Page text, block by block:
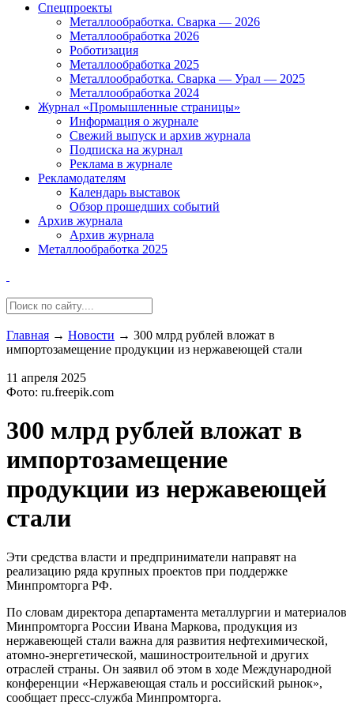
Спецпроекты
Металлообработка. Сварка — 2026
Металлообработка 2026
Роботизация
Металлообработка 2025
Металлообработка. Сварка — Урал — 2025
Металлообработка 2024
Журнал «Промышленные страницы»
Информация о журнале
Свежий выпуск и архив журнала
Подписка на журнал
Реклама в журнале
Рекламодателям
Календарь выставок
Обзор прошедших событий
Архив журнала
Архив журнала
Металлообработка 2025
Главная → Новости → 300 млрд рублей вложат в
импортозамещение продукции из нержавеющей стали
11 апреля 2025
Фото: ru.freepik.com
300 млрд рублей вложат в
импортозамещение
продукции из нержавеющей
стали
Эти средства власти и предприниматели направят на
реализацию ряда крупных проектов при поддержке
Минпромторга РФ.
По словам директора департамента металлургии и материалов
Минпромторга России Ивана Маркова, продукция из
нержавеющей стали важна для развития нефтехимической,
атомно-энергетической, машиностроительной и других
отраслей страны. Он заявил об этом в ходе Международной
конференции «Нержавеющая сталь и российский рынок»,
сообщает пресс-служба Минпромторга.